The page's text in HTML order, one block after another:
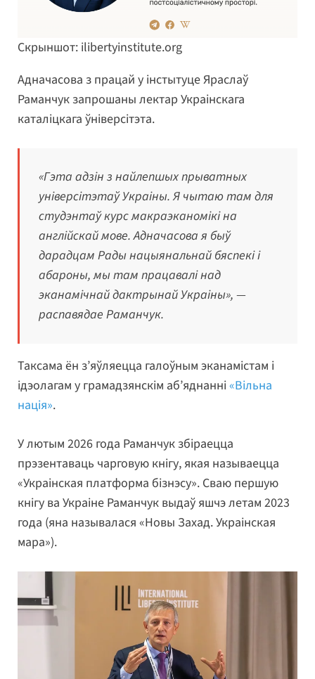
Скрыншот: ilibertyinstitute.org
Адначасова з працай у інстытуце Яраслаў
Раманчук запрошаны лектар Украінскага
каталіцкага ўніверсітэта.
«Гэта адзін з найлепшых прыватных
універсітэтаў Украіны. Я чытаю там для
студэнтаў курс макраэканомікі на
англійскай мове. Адначасова я быў
дарадцам Рады нацыянальнай бяспекі і
абароны, мы там працавалі над
эканамічнай дактрынай Украіны», —
распавядае Раманчук.
Таксама ён з’яўляецца галоўным эканамістам і
ідэолагам у грамадзянскім аб’яднанні«Вільна
нація».
У лютым 2026 года Раманчук збіраецца
прэзентаваць чарговую кнігу, якая называецца
«Украінская платформа бізнэсу». Сваю першую
кнігу ва Украіне Раманчук выдаў яшчэ летам 2023
года (яна называлася «Новы Захад. Украінская
мара»).